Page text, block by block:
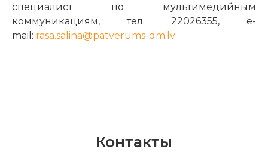
специалист по мультимедийным
коммуникациям, тел. 22026355, e-
mail: rasa.salina@patverums-dm.lv
Контакты